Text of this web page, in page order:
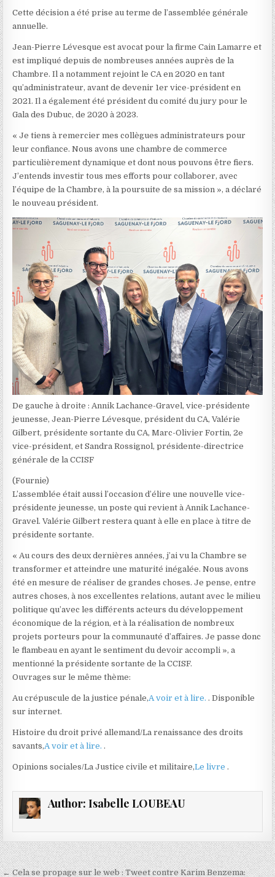
Cette décision a été prise au terme de l’assemblée générale
annuelle.
Jean-Pierre Lévesque est avocat pour la firme Cain Lamarre et
est impliqué depuis de nombreuses années auprès de la
Chambre. Il a notamment rejoint le CA en 2020 en tant
qu’administrateur, avant de devenir 1er vice-président en
2021. Il a également été président du comité du jury pour le
Gala des Dubuc, de 2020 à 2023.
« Je tiens à remercier mes collègues administrateurs pour
leur confiance. Nous avons une chambre de commerce
particulièrement dynamique et dont nous pouvons être fiers.
J’entends investir tous mes efforts pour collaborer, avec
l’équipe de la Chambre, à la poursuite de sa mission », a déclaré
le nouveau président.
De gauche à droite : Annik Lachance-Gravel, vice-présidente
jeunesse, Jean-Pierre Lévesque, président du CA, Valérie
Gilbert, présidente sortante du CA, Marc-Olivier Fortin, 2e
vice-président, et Sandra Rossignol, présidente-directrice
générale de la CCISF
(Fournie)
L’assemblée était aussi l’occasion d’élire une nouvelle vice-
présidente jeunesse, un poste qui revient à Annik Lachance-
Gravel. Valérie Gilbert restera quant à elle en place à titre de
présidente sortante.
« Au cours des deux dernières années, j’ai vu la Chambre se
transformer et atteindre une maturité inégalée. Nous avons
été en mesure de réaliser de grandes choses. Je pense, entre
autres choses, à nos excellentes relations, autant avec le milieu
politique qu’avec les différents acteurs du développement
économique de la région, et à la réalisation de nombreux
projets porteurs pour la communauté d’affaires. Je passe donc
le flambeau en ayant le sentiment du devoir accompli », a
mentionné la présidente sortante de la CCISF.
Ouvrages sur le même thème:
Au crépuscule de la justice pénale,A voir et à lire. . Disponible
sur internet.
Histoire du droit privé allemand/La renaissance des droits
savants,A voir et à lire. .
Opinions sociales/La Justice civile et militaire,Le livre .
Author: Isabelle LOUBEAU
← Cela se propage sur le web : Tweet contre Karim Benzema: